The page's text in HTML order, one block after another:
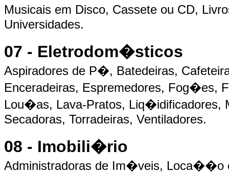
Musicais em Disco, Cassete ou CD,
Universidades.
07 - Eletrodom�sticos
Aspiradores de P�, Batedeiras,
Enceradeiras, Espremedores, Fog�es,
Lou�as, Lava-Pratos, Liq�idificadores,
Secadoras, Torradeiras, Ventiladores.
08 - Imobili�rio
Administradoras de Im�veis, Loca��o